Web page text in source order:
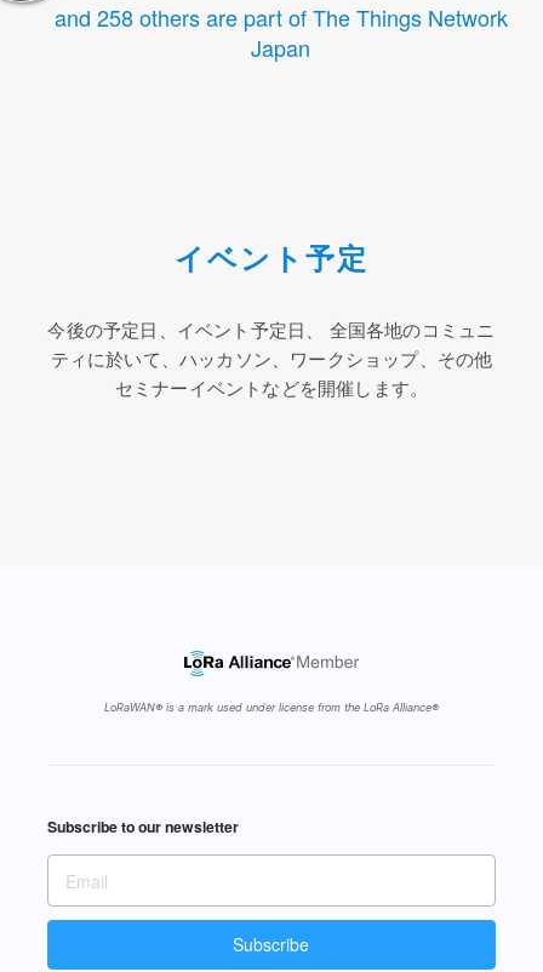
and 258 others are part of The Things Network
Japan
イベント予定
今後の予定日、イベント予定日、 全国各地のコミュニ
ティに於いて、ハッカソン、ワークショップ、その他
セミナーイベントなどを開催します。